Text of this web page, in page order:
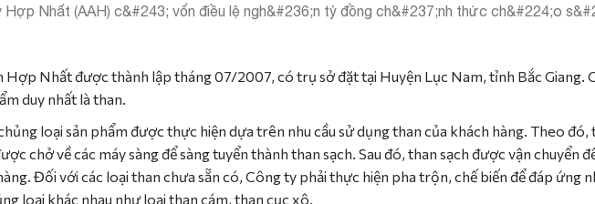
Hợp Nhất được thành lập tháng 07/2007, có trụ sở đặt tại Huyện Lục Nam, tỉnh Bắc Giang.
duy nhất là than.
loại sản phẩm được thực hiện dựa trên nhu cầu sử dụng than của khách hàng. Theo đó,
chở về các máy sàng để sàng tuyển thành than sạch. Sau đó, than sạch được vận chuyển
Đối với các loại than chưa sẵn có, Công ty phải thực hiện pha trộn, chế biến để đáp ứng
loại khác nhau như loại than cám, than cục xô.